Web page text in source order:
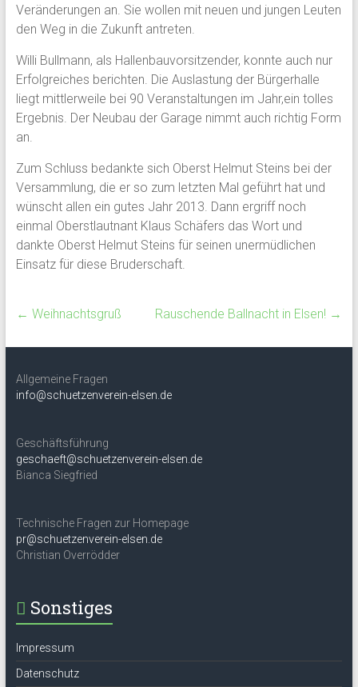
Veränderungen an. Sie wollen mit neuen und jungen Leuten
den Weg in die Zukunft antreten.
Willi Bullmann, als Hallenbauvorsitzender, konnte auch nur
Erfolgreiches berichten. Die Auslastung der Bürgerhalle
liegt mittlerweile bei 90 Veranstaltungen im Jahr,ein tolles
Ergebnis. Der Neubau der Garage nimmt auch richtig Form
an.
Zum Schluss bedankte sich Oberst Helmut Steins bei der
Versammlung, die er so zum letzten Mal geführt hat und
wünscht allen ein gutes Jahr 2013. Dann ergriff noch
einmal Oberstlautnant Klaus Schäfers das Wort und
dankte Oberst Helmut Steins für seinen unermüdlichen
Einsatz für diese Bruderschaft.
← Weihnachtsgruß Rauschende Ballnacht in Elsen! →
Allgemeine Fragen
info@schuetzenverein-elsen.de
Geschäftsführung
geschaeft@schuetzenverein-elsen.de
Bianca Siegfried
Technische Fragen zur Homepage
pr@schuetzenverein-elsen.de
Christian Overrödder
Sonstiges
Impressum
Datenschutz